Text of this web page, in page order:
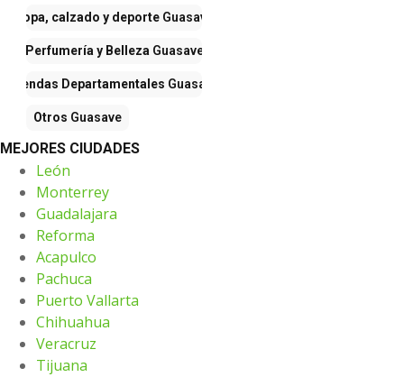
Ropa, calzado y deporte Guasave
Perfumería y BellezaGuasave
Tiendas Departamentales Guasave
Otros Guasave
MEJORES CIUDADES
León
Monterrey
Guadalajara
Reforma
Acapulco
Pachuca
Puerto Vallarta
Chihuahua
Veracruz
Tijuana